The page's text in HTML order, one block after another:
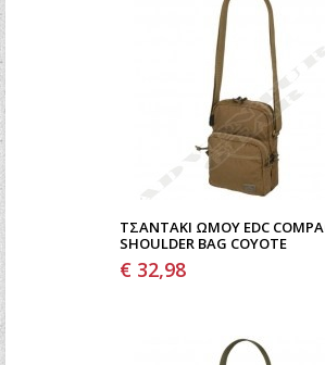
ΤΣΑΝΤΆΚΙ ΩΜΟΥ EDC
SHOULDER BAG COYOTE
€ 32,98